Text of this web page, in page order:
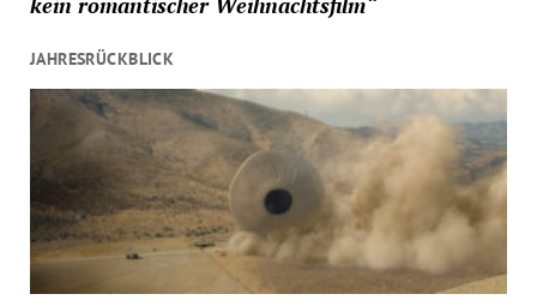
JAHRESRÜCKBLICK